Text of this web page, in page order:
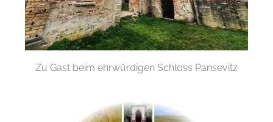
Zu Gast beim ehrwürdigen Schloss Pansevitz